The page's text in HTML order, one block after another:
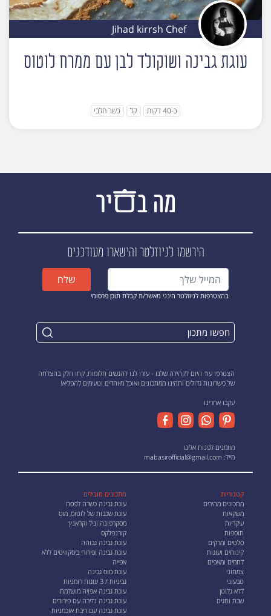
Jihad kirrsh Chef
עוגת גבינה ושוקולד לבן עם ממרח לוטוס
כ-40 דקות קל כשר חלבי
הירשמו לניוזלטרוהישארו מעודכנים
בהצטרפות לניוזלטר הינני מאשר/ת קבלת תוכן פרסומי
שלח
הצטרפו עוד היום לקהילה שלנו - עזרו לנו להגשים חלומות, קחו חלק בהצלחה
של כישרונות גדולים ותהינו ממתכונים ואוכל מיוחדים וטעימים להפליא!
עקבו אחרינו
מוזמנים לפנות אלינו
מייל: mabasirofficial@gmail.com
קטגוריות
מתכונים מהירים
משקאות
עיקריות
תוספות
סלטים ומרקים
קינוחים ועוגות
לחמים ומאפים
צמחוני
טבעוני
ללא גלוטן
שבת וחגים
מתכונים מובילים
עוגת גבינה כשרה לפסח
עוגת שכבות של לוטוס, מוס
מסקרפונה וניל וקראנץ׳
קורנפלקס
עוגת גבינה גבוהה
עוגת גבינה ופירורי ביסקוויטים ללא
אפייה
עוגת מוס גבינה
גביניות / 3 עוגות רומניות
עוגת גבינה אפויה מושלמת
עוגת גבינה נדירה עם פירורים
עוגת גבינה עם ריבת אוכמניות